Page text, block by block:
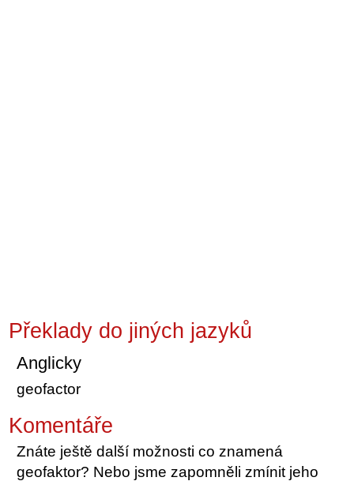
Překlady do jiných jazyků
Anglicky
geofactor
Komentáře
Znáte ještě další možnosti co znamená
geofaktor? Nebo jsme zapomněli zmínit jeho